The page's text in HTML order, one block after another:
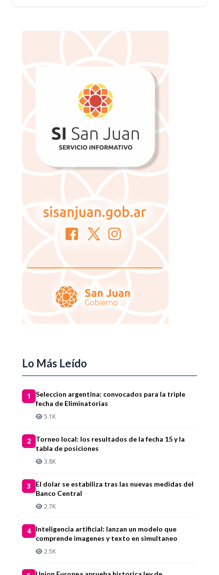
Lo Más Leído
1
Seleccion argentina: convocados para la triple
fecha de Eliminatorias
5.1K
2
Torneo local: los resultados de la fecha 15 y la
tabla de posiciones
3.8K
3
El dolar se estabiliza tras las nuevas medidas del
Banco Central
2.7K
4
Inteligencia artificial: lanzan un modelo que
comprende imagenes y texto en simultaneo
2.5K